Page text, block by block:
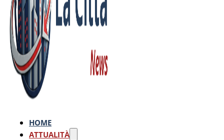
HOME
ATTUALITÀ